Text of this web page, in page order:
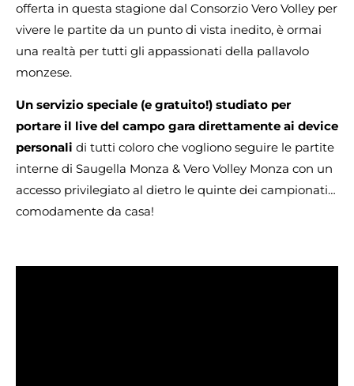
offerta in questa stagione dal Consorzio Vero Volley per
vivere le partite da un punto di vista inedito, è ormai
una realtà per tutti gli appassionati della pallavolo
monzese.
Un servizio speciale (e gratuito!) studiato per
portare il live del campo gara direttamente ai device
personali di tutti coloro che vogliono seguire le partite
interne di Saugella Monza & Vero Volley Monza con un
accesso privilegiato al dietro le quinte dei campionati…
comodamente da casa!